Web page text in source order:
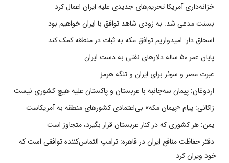
خزانه‌داری آمریکا تحریم‌های جدیدی علیه ایران اعمال کرد
بسنت مدعی شد: به زودی شاهد توافق با ایران خواهیم بود
اسحاق دار: امیدواریم توافق مکه به ثبات در منطقه کمک کند
پایان عمر ۵۰ ساله دلارهای نفتی به دست ایران
عبرت مصر و سوئز برای ایران و تنگه هرمز
اردوغان: پیمان سه‌جانبه با عربستان و پاکستان علیه هیچ کشوری نیست
زاکانی: پیام «پیمان مکه» بی‌اعتمادی کشورهای منطقه به آمریکاست
یمن: هر کشوری که در کنار عربستان قرار بگیرد، متجاوز است
دفتر حفاظت منافع ایران در قاهره: ترامپ التماس‌کننده توافقی است که
خود ویران کرد